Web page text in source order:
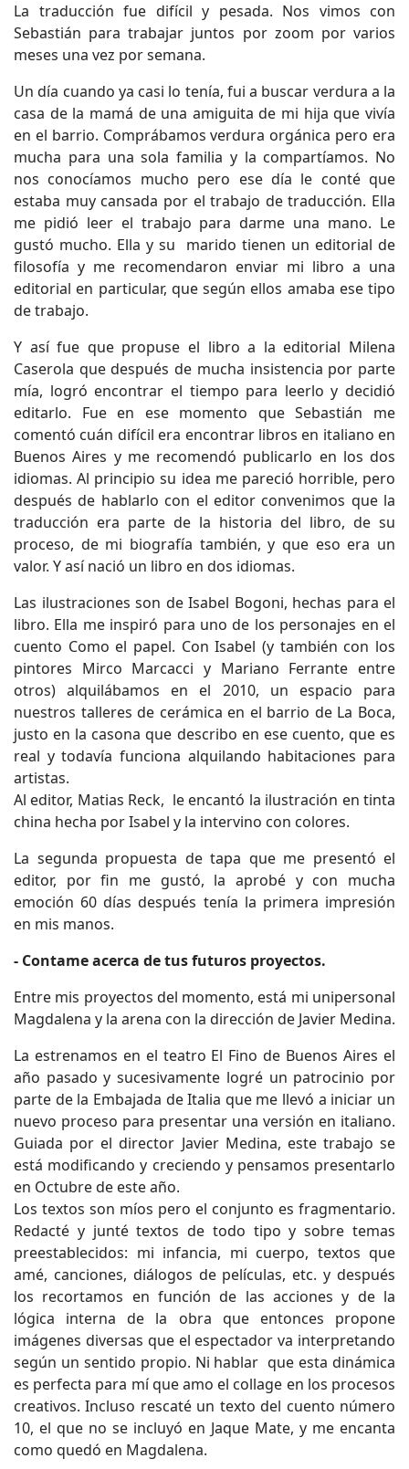
La traducción fue difícil y pesada. Nos vimos con
Sebastián para trabajar juntos por zoom por varios
meses una vez por semana.
Un día cuando ya casi lo tenía, fui a buscar verdura a la
casa de la mamá de una amiguita de mi hija que vivía
en el barrio. Comprábamos verdura orgánica pero era
mucha para una sola familia y la compartíamos. No
nos conocíamos mucho pero ese día le conté que
estaba muy cansada por el trabajo de traducción. Ella
me pidió leer el trabajo para darme una mano. Le
gustó mucho. Ella y su marido tienen un editorial de
filosofía y me recomendaron enviar mi libro a una
editorial en particular, que según ellos amaba ese tipo
de trabajo.
Y así fue que propuse el libro a la editorial Milena
Caserola que después de mucha insistencia por parte
mía, logró encontrar el tiempo para leerlo y decidió
editarlo. Fue en ese momento que Sebastián me
comentó cuán difícil era encontrar libros en italiano en
Buenos Aires y me recomendó publicarlo en los dos
idiomas. Al principio su idea me pareció horrible, pero
después de hablarlo con el editor convenimos que la
traducción era parte de la historia del libro, de su
proceso, de mi biografía también, y que eso era un
valor. Y así nació un libro en dos idiomas.
Las ilustraciones son de Isabel Bogoni, hechas para el
libro. Ella me inspiró para uno de los personajes en el
cuento Como el papel. Con Isabel (y también con los
pintores Mirco Marcacci y Mariano Ferrante entre
otros) alquilábamos en el 2010, un espacio para
nuestros talleres de cerámica en el barrio de La Boca,
justo en la casona que describo en ese cuento, que es
real y todavía funciona alquilando habitaciones para
artistas.
Al editor, Matias Reck, le encantó la ilustración en tinta
china hecha por Isabel y la intervino con colores.
La segunda propuesta de tapa que me presentó el
editor, por fin me gustó, la aprobé y con mucha
emoción 60 días después tenía la primera impresión
en mis manos.
- Contame acerca de tus futuros proyectos.
Entre mis proyectos del momento, está mi unipersonal
Magdalena y la arena con la dirección de Javier Medina.
La estrenamos en el teatro El Fino de Buenos Aires el
año pasado y sucesivamente logré un patrocinio por
parte de la Embajada de Italia que me llevó a iniciar un
nuevo proceso para presentar una versión en italiano.
Guiada por el director Javier Medina, este trabajo se
está modificando y creciendo y pensamos presentarlo
en Octubre de este año.
Los textos son míos pero el conjunto es fragmentario.
Redacté y junté textos de todo tipo y sobre temas
preestablecidos: mi infancia, mi cuerpo, textos que
amé, canciones, diálogos de películas, etc. y después
los recortamos en función de las acciones y de la
lógica interna de la obra que entonces propone
imágenes diversas que el espectador va interpretando
según un sentido propio. Ni hablar que esta dinámica
es perfecta para mí que amo el collage en los procesos
creativos. Incluso rescaté un texto del cuento número
10, el que no se incluyó en Jaque Mate, y me encanta
como quedó en Magdalena.